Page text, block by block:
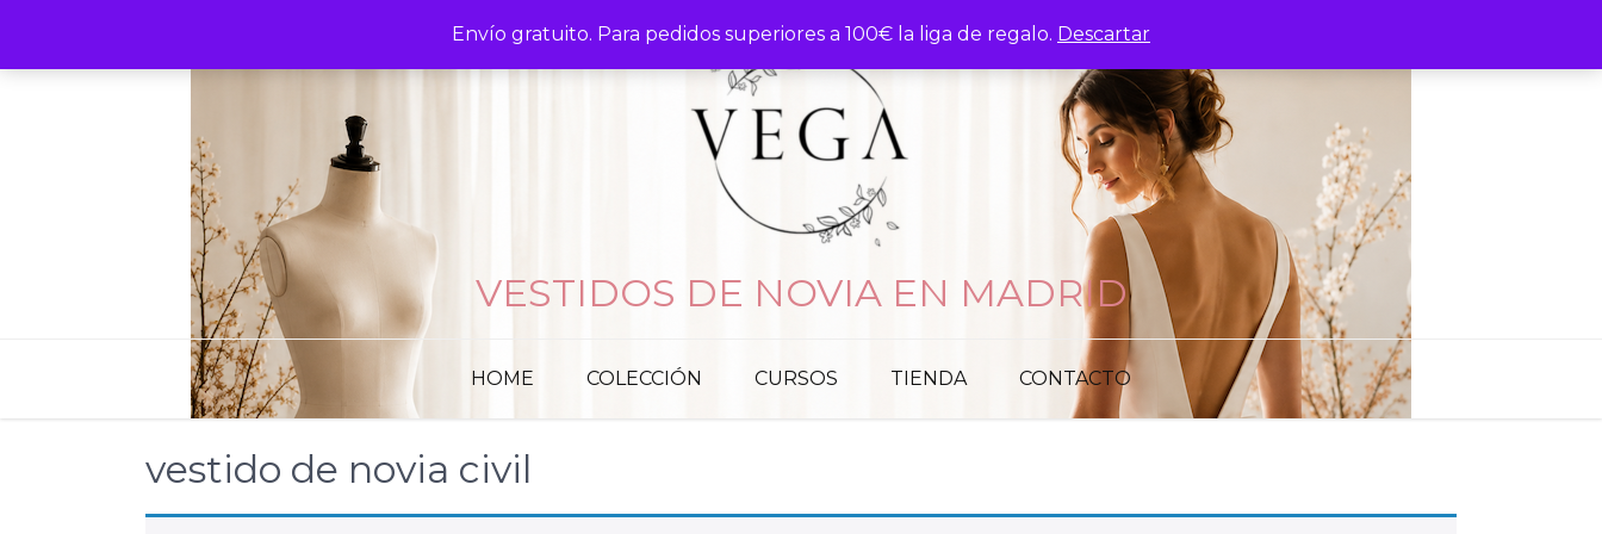
Envío gratuito. Para pedidos superiores a 100€ la liga de regalo. Descartar
content
VESTIDOS DE NOVIA EN MADRID
HOME COLECCIÓN CURSOS TIENDA CONTACTO
vestido de novia civil